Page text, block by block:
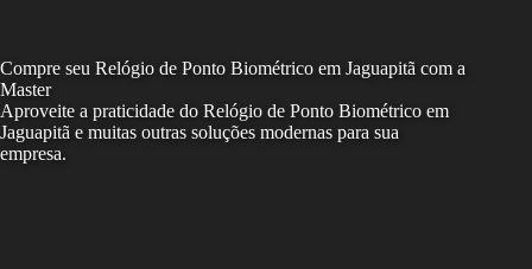
Compre seu Relógio de Ponto Biométrico em Jaguapitã com a
Master
Aproveite a praticidade do Relógio de Ponto Biométrico em
Jaguapitã e muitas outras soluções modernas para sua
empresa.